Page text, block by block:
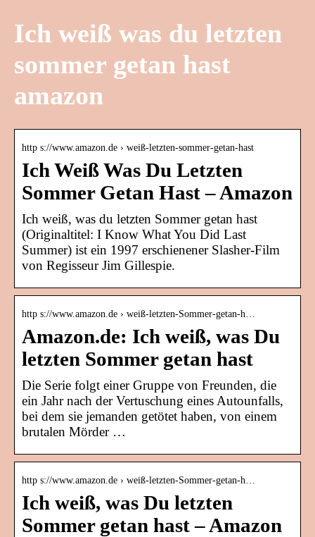
Ich weiß was du letzten
sommer getan hast
amazon
http s://www.amazon.de › weiß-letzten-sommer-getan-hast
Ich Weiß Was Du Letzten
Sommer Getan Hast – Amazon
Ich weiß, was du letzten Sommer getan hast
(Originaltitel: I Know What You Did Last
Summer) ist ein 1997 erschienener Slasher-Film
von Regisseur Jim Gillespie.
http s://www.amazon.de › weiß-letzten-Sommer-getan-h…
Amazon.de: Ich weiß, was Du
letzten Sommer getan hast
Die Serie folgt einer Gruppe von Freunden, die
ein Jahr nach der Vertuschung eines Autounfalls,
bei dem sie jemanden getötet haben, von einem
brutalen Mörder …
http s://www.amazon.de › weiß-letzten-Sommer-getan-h…
Ich weiß, was Du letzten
Sommer getan hast – Amazon